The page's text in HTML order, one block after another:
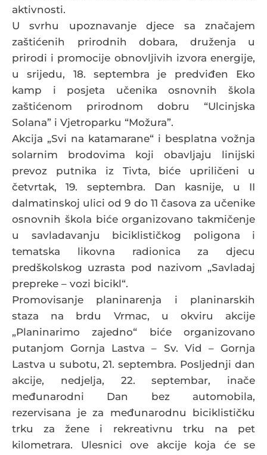
aktivnosti.
U svrhu upoznavanje djece sa značajem
zaštićenih prirodnih dobara, druženja u
prirodi i promocije obnovljivih izvora energije,
u srijedu, 18. septembra je predviđen Eko
kamp i posjeta učenika osnovnih škola
zaštićenom prirodnom dobru “Ulcinjska
Solana” i Vjetroparku “Možura”.
Akcija „Svi na katamarane“ i besplatna vožnja
solarnim brodovima koji obavljaju linijski
prevoz putnika iz Tivta, biće upriličeni u
četvrtak, 19. septembra. Dan kasnije, u II
dalmatinskoj ulici od 9 do 11 časova za učenike
osnovnih škola biće organizovano takmičenje
u savladavanju biciklističkog poligona i
tematska likovna radionica za djecu
predškolskog uzrasta pod nazivom „Savladaj
prepreke – vozi bicikl“.
Promovisanje planinarenja i planinarskih
staza na brdu Vrmac, u okviru akcije
„Planinarimo zajedno“ biće organizovano
putanjom Gornja Lastva – Sv. Vid – Gornja
Lastva u subotu, 21. septembra. Posljednji dan
akcije, nedjelja, 22. septembar, inače
međunarodni Dan bez automobila,
rezervisana je za međunarodnu biciklističku
trku za žene i rekreativnu trku na pet
kilometrara. Ulesnici ove akcije koja će se